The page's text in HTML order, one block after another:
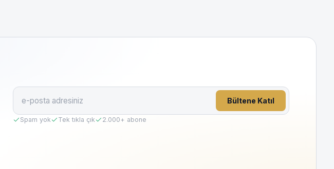
Bültene Katıl
Spam yok Tek tıkla çık 2.000+ abone